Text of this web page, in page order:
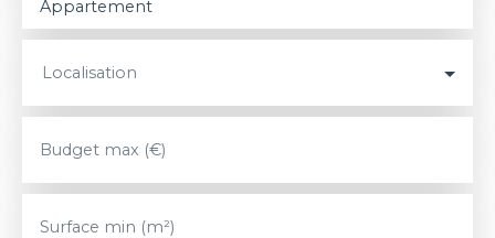
Appartement
Localisation
Budget max (€)
Surface min (m²)